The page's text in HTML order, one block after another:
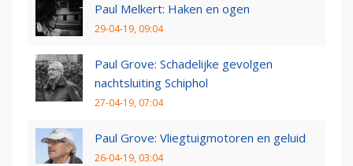
Paul Melkert: Haken en ogen
29-04-19, 09:04
Paul Grove: Schadelijke gevolgen
nachtsluiting Schiphol
27-04-19, 07:04
Paul Grove: Vliegtuigmotoren en geluid
26-04-19, 03:04